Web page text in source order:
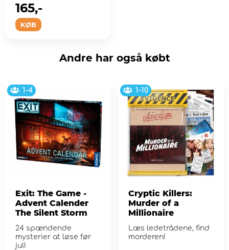
KØB
165,-
Andre har også købt
1-4
Exit: The Game -
Advent Calender
The Silent Storm
24 spændende
mysterier at løse før
jul!
1-10
Cryptic Killers:
Murder of a
Millionaire
Læs ledetrådene, find
morderen!